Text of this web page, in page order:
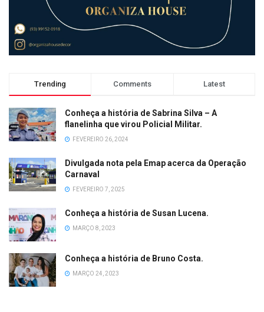
Trending Comments Latest
Conheça a história de Sabrina Silva – A
flanelinha que virou Policial Militar.
FEVEREIRO 26, 2024
Divulgada nota pela Emap acerca da Operação
Carnaval
FEVEREIRO 7, 2025
Conheça a história de Susan Lucena.
MARÇO 8, 2023
Conheça a história de Bruno Costa.
MARÇO 24, 2023